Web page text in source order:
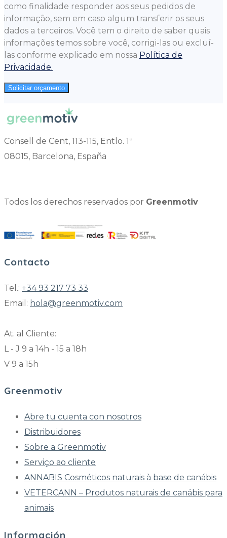
como finalidade responder aos seus pedidos de
informação, sem em caso algum transferir os seus
dados a terceiros. Você tem o direito de saber quais
informações temos sobre você, corrigi-las ou excluí-
las conforme explicado em nossa Política de
Privacidade.
Solicitar orçamento
Consell de Cent, 113-115, Entlo. 1ª
08015, Barcelona, España
Todos los derechos reservados por Greenmotiv
Contacto
Tel.: +34 93 217 73 33
Email: hola@greenmotiv.com
At. al Cliente:
L - J 9 a 14h - 15 a 18h
V 9 a 15h
Greenmotiv
Abre tu cuenta con nosotros
Distribuidores
Sobre a Greenmotiv
Serviço ao cliente
ANNABIS Cosméticos naturais à base de canábis
VETERCANN – Produtos naturais de canábis para
animais
Información